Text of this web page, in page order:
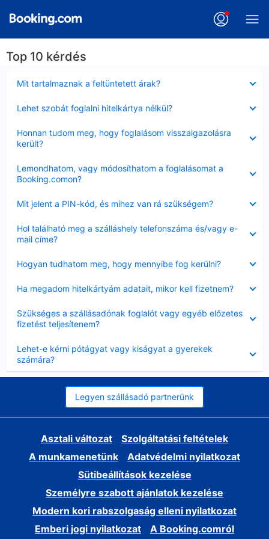
Top 10 kérdés
Mit tartalmaznak a feltüntetett árak?
Lehet szobát foglalni hitelkártya nélkül?
Honnan tudom meg, hogy foglalásom visszaigazolásra
került?
Lemondhatom, vagy módosíthatom a foglalásomat a
Booking.comon?
Mit jelent a PIN-kód, és mihez van rá szükségem?
Hol található meg a szálláshely telefonszáma és/vagy e-
mail címe?
Hogyan tudhatom meg, hogy mennyibe fog kerülni?
Ha megadom hitelkártyám adatait, mikor kell fizetnem?
Szükséges a szállásadónak foglalót vagy egyéb előzetes
fizetést teljesítenem?
Lehet-e kérni pótágyat vagy kiságyat a gyerekek
számára?
Legyen szállásadó partnerünk
Asztali változat
Szolgáltatási feltételek
A munkamenetünk
Adatvédelmi nyilatkozat
Sütibeállítások kezelése
Személyre szabott ajánlatok kezelése
Modern kori rabszolgaság elleni nyilatkozat
Emberi jogi nyilatkozat
A Booking.comról